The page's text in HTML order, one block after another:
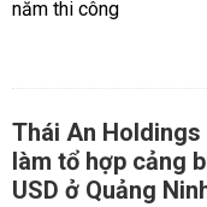
Thái An
làm tổ hợp cảng
USD ở Quảng